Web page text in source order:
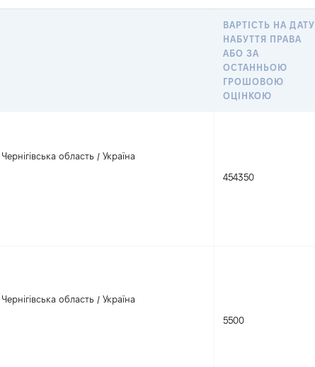
ВАРТІСТЬ НА ДАТУ
НАБУТТЯ ПРАВА
АБО ЗА
ОСТАННЬОЮ
ГРОШОВОЮ
ОЦІНКОЮ
область / Україна
454350
область / Україна
5500